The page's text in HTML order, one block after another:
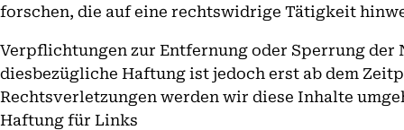
forschen, die auf eine rechtswidrige Tätigkeit
Verpflichtungen zur Entfernung oder Sperrung
diesbezügliche Haftung ist jedoch erst ab dem
Rechtsverletzungen werden wir diese Inhalte
Haftung für Links